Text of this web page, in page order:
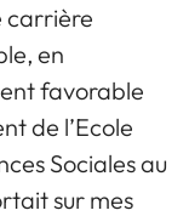
carrière
en
favorable
de l’Ecole
Sociales au
sur mes